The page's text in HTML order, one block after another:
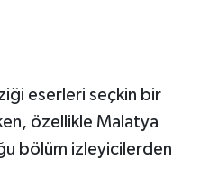
eserleri seçkin bir
özellikle Malatya
bölüm izleyicilerden